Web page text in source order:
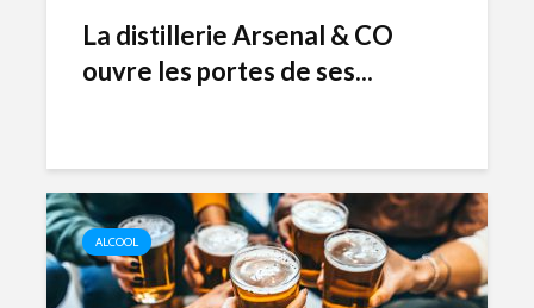
La distillerie Arsenal & CO
ouvre les portes de ses...
ALCOOL